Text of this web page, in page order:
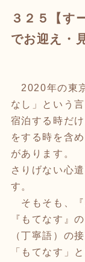
３２５【す
でお迎え・
2020年の東
なし」という
宿泊する時だ
をする時を含
があります。
さりげない心
す。
そもそも、『
『もてなす』
（丁寧語）の
「もてなす」